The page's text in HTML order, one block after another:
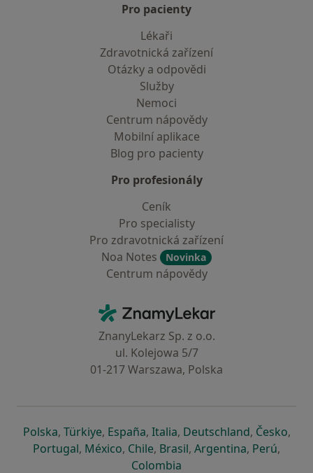
Pro pacienty
Lékaři
Zdravotnická zařízení
Otázky a odpovědi
Služby
Nemoci
Centrum nápovědy
Mobilní aplikace
Blog pro pacienty
Pro profesionály
Ceník
Pro specialisty
Pro zdravotnická zařízení
Noa Notes
Novinka
Centrum nápovědy
ZnamyLekar - Hlavní stránka
ZnanyLekarz Sp. z o.o.
ul. Kolejowa 5/7
01-217 Warszawa, Polska
Polskase otevře v nové záložce
, Türkiyese otevře v nové záložce
, Españase otevře v nové záložce
, Italiase otevře v nové záložce
, Deutschlandse otevře v
, Českose
,
Portugalse otevře v nové záložce
, Méxicose otevře v nové záložce
, Chilese otevře v nové záložce
, Brasilse otevře v nové
, Argentinase otevře v
, Perúse
,
Colombia